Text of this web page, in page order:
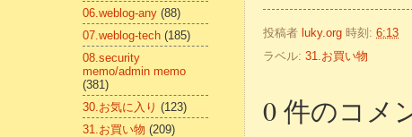
投稿者 luky.org 時刻: 6:13
ラベル: 31.お買い物
0 件のコメ
06.weblog-any (88)
07.weblog-tech (185)
08.security
memo/admin memo
(381)
30.お気に入り (123)
31.お買い物 (209)